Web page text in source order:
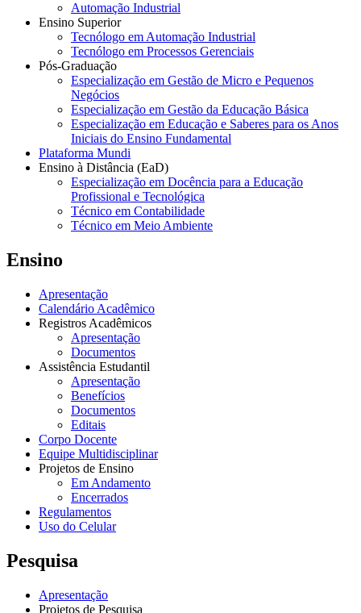
Automação Industrial
Ensino Superior
Tecnólogo em Automação Industrial
Tecnólogo em Processos Gerenciais
Pós-Graduação
Especialização em Gestão de Micro e Pequenos
Negócios
Especialização em Gestão da Educação Básica
Especialização em Educação e Saberes para os Anos
Iniciais do Ensino Fundamental
Plataforma Mundi
Ensino à Distância (EaD)
Especialização em Docência para a Educação
Profissional e Tecnológica
Técnico em Contabilidade
Técnico em Meio Ambiente
Ensino
Apresentação
Calendário Acadêmico
Registros Acadêmicos
Apresentação
Documentos
Assistência Estudantil
Apresentação
Benefícios
Documentos
Editais
Corpo Docente
Equipe Multidisciplinar
Projetos de Ensino
Em Andamento
Encerrados
Regulamentos
Uso do Celular
Pesquisa
Apresentação
Projetos de Pesquisa